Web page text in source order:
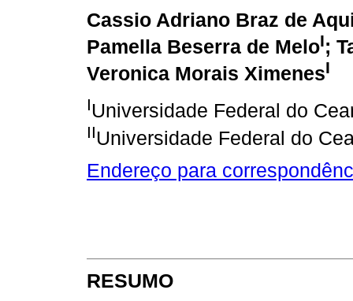
Cassio Adriano Braz de
Pamella Beserra de MeloI;
Veronica Morais XimenesI
IUniversidade Federal do
IIUniversidade Federal do
Endereço para
RESUMO